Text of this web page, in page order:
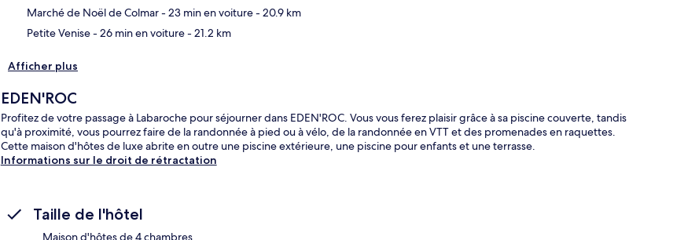
Marché de Noël de Colmar- 23 min en voiture- 20.9 km
Petite Venise- 26 min en voiture- 21.2 km
Afficher plus
EDEN'ROC
Profitez de votre passage à Labaroche pour séjourner dans EDEN'ROC. Vous vous ferez plaisir grâce à sa piscine couverte, tandis
qu'à proximité, vous pourrez faire de la randonnée à pied ou à vélo, de la randonnée en VTT et des promenades en raquettes.
Cette maison d'hôtes de luxe abrite en outre une piscine extérieure, une piscine pour enfants et une terrasse.
Informations sur le droit de rétractation
Taille de l'hôtel
Maison d'hôtes de 4 chambres